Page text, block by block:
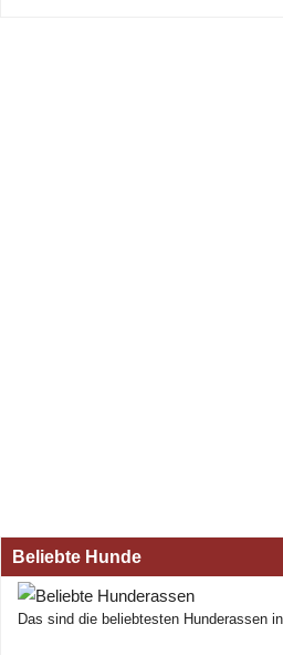
Beliebte Hunde
Das sind die beliebtesten Hunderassen